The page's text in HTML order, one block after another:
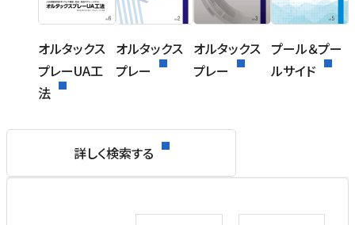
オルタックス
プレーUA工
法
オルタックス
プレー
オルタックス
プレー
プール＆プー
ルサイド
詳しく検索する